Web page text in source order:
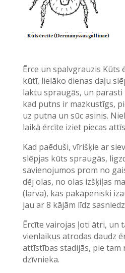
Ērce un spalvgrauzis Kūts
kūtī, lielāko dienas daļu
laktu spraugās, un
kad putns ir mazkustīgs,
uz putna un sūc asinis.
laikā ērcīte iziet piecas
Kad paēduši, vīrišķie ar
slēpjas kūts spraugās,
savienojumos prom no
dēj olas, no olas izšķiļas
(larva), kas pakāpeniski
jau ar 8 kājām līdz
Ērcīte vairojas ļoti ātri, un
vienlaikus atrodas daudz
attīstības stadijās, pie tam
dzīvnieka.